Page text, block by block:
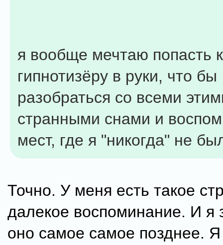
я вообще мечтаю попасть
гипнотизёру в руки, что бы
разобраться со всеми
странными снами и
мест, где я "никогда" не
Точно. У меня есть такое
далекое воспоминание. И я
оно самое самое позднее.